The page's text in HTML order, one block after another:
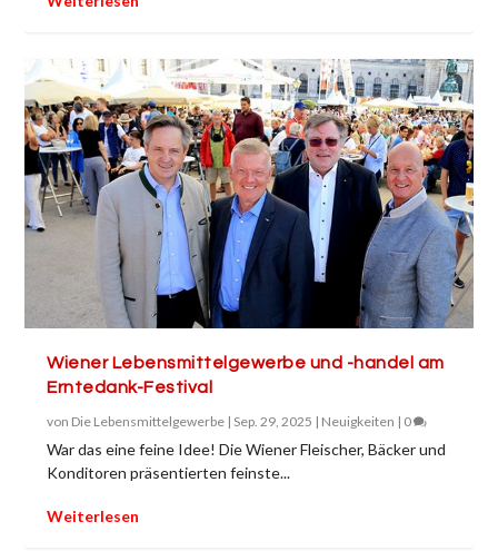
Wiener Lebensmittelgewerbe und -handel am
Erntedank-Festival
von Die Lebensmittelgewerbe | Sep. 29, 2025 | Neuigkeiten | 0
War das eine feine Idee! Die Wiener Fleischer, Bäcker und
Konditoren präsentierten feinste...
Weiterlesen